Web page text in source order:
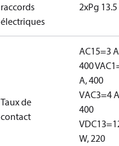
raccords
électriques
2xPg 13.5
Taux de
contact
AC15=3
400 V
A, 400
VAC3=4
400
V
W, 220